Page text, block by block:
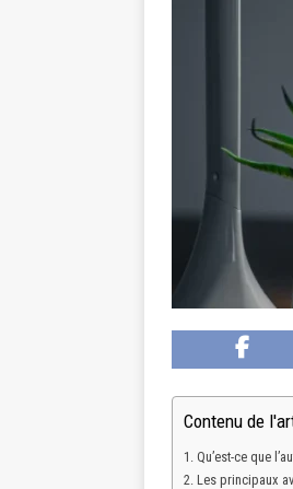
Contenu de
Qu’est-ce que
Les principaux